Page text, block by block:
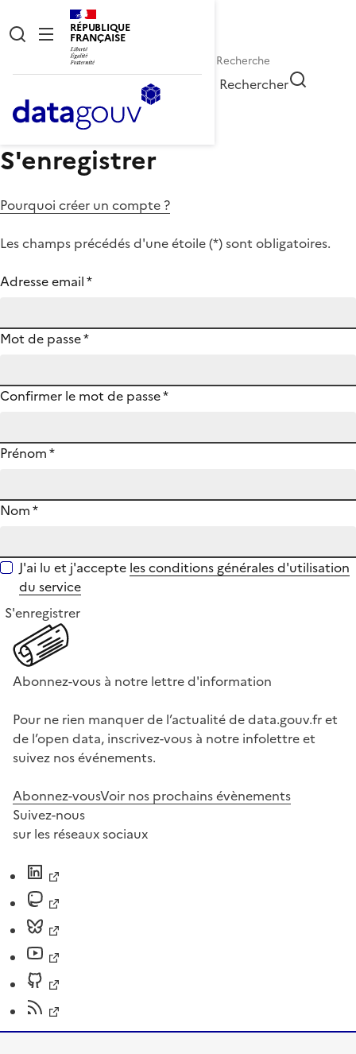
RÉPUBLIQUE
FRANÇAISE
Rechercher
S'enregistrer
Pourquoi créer un compte ?
Les champs précédés d'une étoile (*) sont obligatoires.
Adresse email*
Mot de passe*
Confirmer le mot de passe*
Prénom*
Nom*
J'ai lu et j'accepte les conditions générales d'utilisation
du service
S'enregistrer
Abonnez-vous à notre lettre d'information
Pour ne rien manquer de l’actualité de data.gouv.fr et
de l’open data, inscrivez-vous à notre infolettre et
suivez nos événements.
Abonnez-vousVoir nos prochains évènements
Suivez-nous
sur les réseaux sociaux